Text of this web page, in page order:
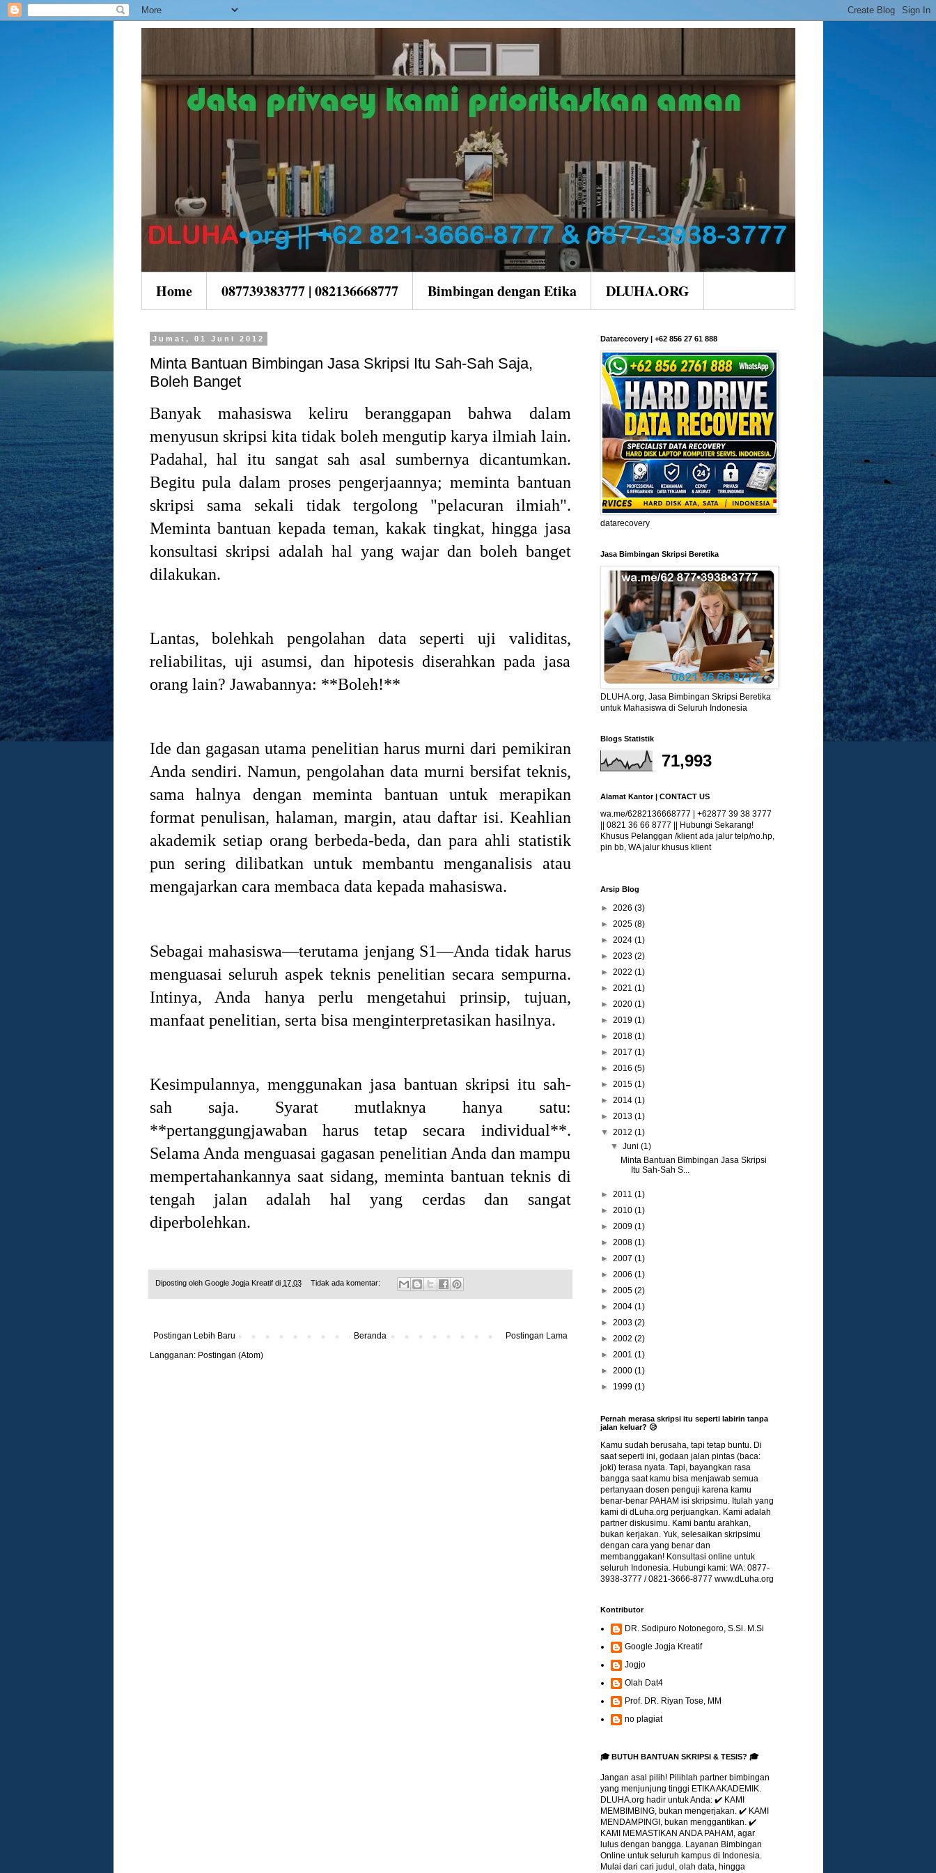
Home 087739383777 | 082136668777 Bimbingan dengan Etika DLUHA.ORG
Jumat, 01 Juni 2012
Minta Bantuan Bimbingan Jasa Skripsi Itu Sah-Sah Saja,
Boleh Banget
Banyak mahasiswa keliru beranggapan bahwa dalam
menyusun skripsi kita tidak boleh mengutip karya ilmiah lain.
Padahal, hal itu sangat sah asal sumbernya dicantumkan.
Begitu pula dalam proses pengerjaannya; meminta bantuan
skripsi sama sekali tidak tergolong "pelacuran ilmiah".
Meminta bantuan kepada teman, kakak tingkat, hingga jasa
konsultasi skripsi adalah hal yang wajar dan boleh banget
dilakukan.
Lantas, bolehkah pengolahan data seperti uji validitas,
reliabilitas, uji asumsi, dan hipotesis diserahkan pada jasa
orang lain? Jawabannya: **Boleh!**
Ide dan gagasan utama penelitian harus murni dari pemikiran
Anda sendiri. Namun, pengolahan data murni bersifat teknis,
sama halnya dengan meminta bantuan untuk merapikan
format penulisan, halaman, margin, atau daftar isi. Keahlian
akademik setiap orang berbeda-beda, dan para ahli statistik
pun sering dilibatkan untuk membantu menganalisis atau
mengajarkan cara membaca data kepada mahasiswa.
Sebagai mahasiswa—terutama jenjang S1—Anda tidak harus
menguasai seluruh aspek teknis penelitian secara sempurna.
Intinya, Anda hanya perlu mengetahui prinsip, tujuan,
manfaat penelitian, serta bisa menginterpretasikan hasilnya.
Kesimpulannya, menggunakan jasa bantuan skripsi itu sah-
sah saja. Syarat mutlaknya hanya satu:
**pertanggungjawaban harus tetap secara individual**.
Selama Anda menguasai gagasan penelitian Anda dan mampu
mempertahankannya saat sidang, meminta bantuan teknis di
tengah jalan adalah hal yang cerdas dan sangat
diperbolehkan.
Diposting oleh Google Jogja Kreatif di 17.03 Tidak ada komentar:
Postingan Lebih Baru Postingan Lama
Beranda
Langganan: Postingan (Atom)
Datarecovery | +62 856 27 61 888
datarecovery
Jasa Bimbingan Skripsi Beretika
DLUHA.org, Jasa Bimbingan Skripsi Beretika
untuk Mahasiswa di Seluruh Indonesia
Blogs Statistik
71,993
Alamat Kantor | CONTACT US
wa.me/6282136668777 | +62877 39 38 3777
|| 0821 36 66 8777 || Hubungi Sekarang!
Khusus Pelanggan /klient ada jalur telp/no.hp,
pin bb, WA jalur khusus klient
Arsip Blog
► 2026 (3)
► 2025 (8)
► 2024 (1)
► 2023 (2)
► 2022 (1)
► 2021 (1)
► 2020 (1)
► 2019 (1)
► 2018 (1)
► 2017 (1)
► 2016 (5)
► 2015 (1)
► 2014 (1)
► 2013 (1)
▼ 2012 (1)
▼ Juni (1)
Minta Bantuan Bimbingan Jasa Skripsi
Itu Sah-Sah S...
► 2011 (1)
► 2010 (1)
► 2009 (1)
► 2008 (1)
► 2007 (1)
► 2006 (1)
► 2005 (2)
► 2004 (1)
► 2003 (2)
► 2002 (2)
► 2001 (1)
► 2000 (1)
►
1999 (1)
Pernah merasa skripsi itu seperti labirin tanpa
jalan keluar? 😥
Kamu sudah berusaha, tapi tetap buntu. Di
saat seperti ini, godaan jalan pintas (baca:
joki) terasa nyata. Tapi, bayangkan rasa
bangga saat kamu bisa menjawab semua
pertanyaan dosen penguji karena kamu
benar-benar PAHAM isi skripsimu. Itulah yang
kami di dLuha.org perjuangkan. Kami adalah
partner diskusimu. Kami bantu arahkan,
bukan kerjakan. Yuk, selesaikan skripsimu
dengan cara yang benar dan
membanggakan! Konsultasi online untuk
seluruh Indonesia. Hubungi kami: WA: 0877-
3938-3777 / 0821-3666-8777 www.dLuha.org
Kontributor
DR. Sodipuro Notonegoro, S.Si. M.Si
Google Jogja Kreatif
Jogjo
Olah Dat4
Prof. DR. Riyan Tose, MM
no plagiat
🎓 BUTUH BANTUAN SKRIPSI & TESIS? 🎓
Jangan asal pilih! Pilihlah partner bimbingan
yang menjunjung tinggi ETIKA AKADEMIK.
DLUHA.org hadir untuk Anda: ✔️ KAMI
MEMBIMBING, bukan mengerjakan. ✔️ KAMI
MENDAMPINGI, bukan menggantikan. ✔️
KAMI MEMASTIKAN ANDA PAHAM, agar
lulus dengan bangga. Layanan Bimbingan
Online untuk seluruh kampus di Indonesia.
Mulai dari cari judul, olah data, hingga